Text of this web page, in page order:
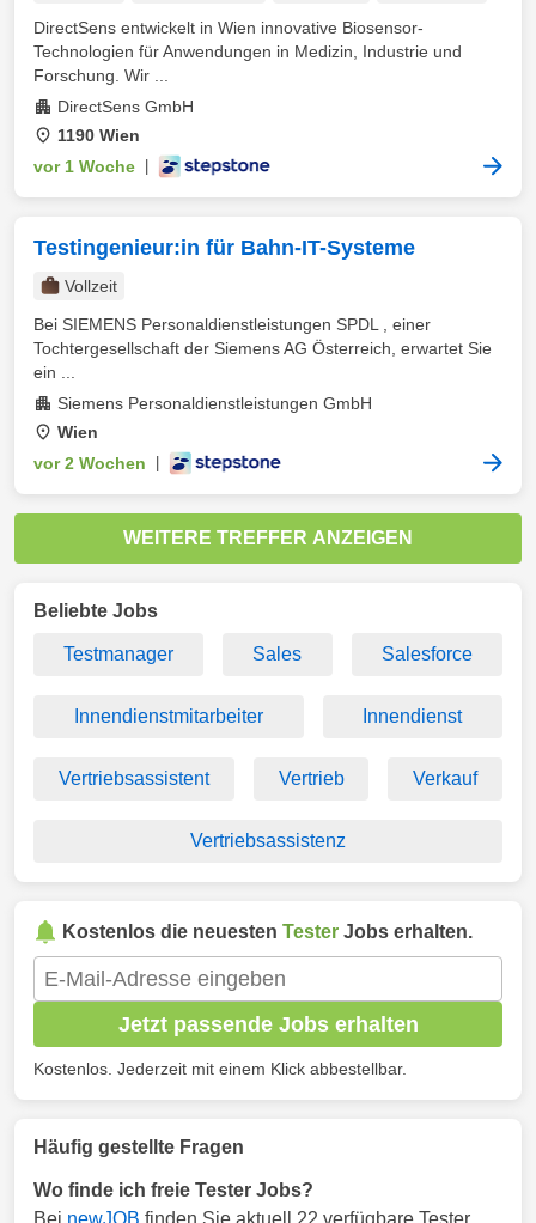
DirectSens entwickelt in Wien innovative Biosensor-
Technologien für Anwendungen in Medizin, Industrie und
Forschung. Wir ...
DirectSens GmbH
1190 Wien
vor 1 Woche
Testingenieur:in für Bahn-IT-Systeme
Vollzeit
Bei SIEMENS Personaldienstleistungen SPDL , einer
Tochtergesellschaft der Siemens AG Österreich, erwartet Sie
ein ...
Siemens Personaldienstleistungen GmbH
Wien
vor 2 Wochen
WEITERE TREFFER ANZEIGEN
Beliebte Jobs
Testmanager Sales Salesforce
Innendienstmitarbeiter Innendienst
Vertriebsassistent Vertrieb Verkauf
Vertriebsassistenz
Kostenlos die neuesten Tester Jobs erhalten.
Jetzt passende Jobs erhalten
Kostenlos. Jederzeit mit einem Klick abbestellbar.
Häufig gestellte Fragen
Wo finde ich freie Tester Jobs?
Bei newJOB finden Sie aktuell 22 verfügbare Tester